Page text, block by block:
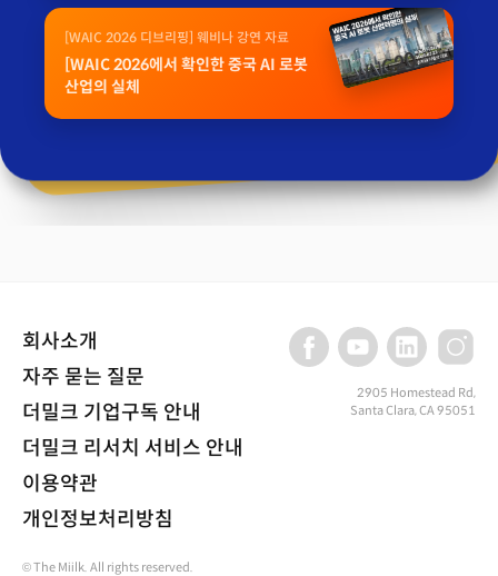
[WAIC 2026 디브리핑] 웨비나 강연 자료
[WAIC 2026에서 확인한 중국 AI 로봇
산업의 실체
회사소개
자주 묻는 질문
더밀크 기업구독 안내
더밀크 리서치 서비스 안내
이용약관
개인정보처리방침
2905 Homestead Rd,
Santa Clara, CA 95051
© The Miilk. All rights reserved.